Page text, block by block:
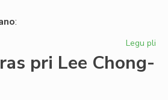
:
Legu pli
pri Lee Chong-